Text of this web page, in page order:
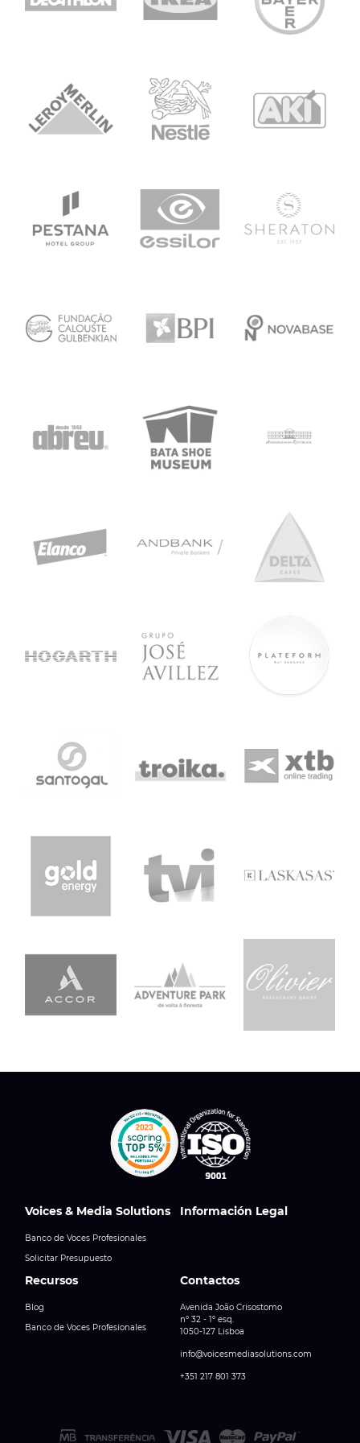
Voices & Media Solutions
Banco de Voces Profesionales
Solicitar Presupuesto
Información Legal
Recursos
Blog
Banco de Voces Profesionales
Contactos
Avenida João Crisostomo
nº 32 - 1º esq.
1050-127 Lisboa
info@voicesmediasolutions.com
+351 217 801 373